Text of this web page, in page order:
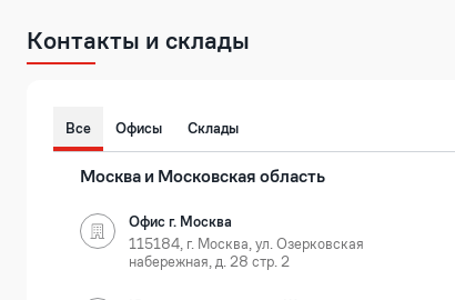
Контакты и склады
Все Офисы Склады
Москва и Московская область
Офис г. Москва
115184, г. Москва, ул. Озерковская
набережная, д. 28 стр. 2